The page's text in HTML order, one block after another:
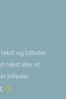
og billeder
tekst eller et
billeder
chevron_right